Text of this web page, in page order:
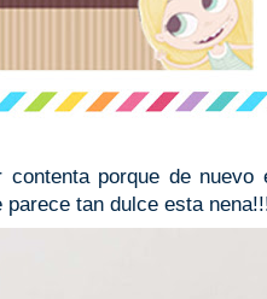
contenta porque de
parece tan dulce esta